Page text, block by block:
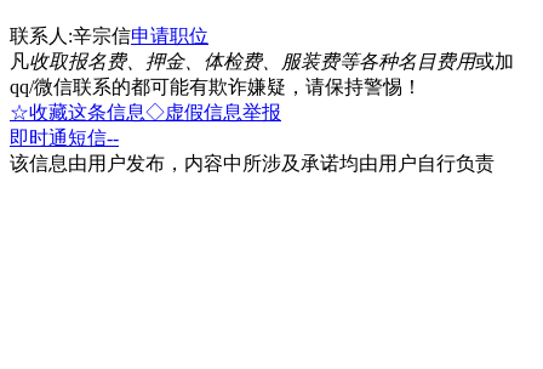
联系人:辛宗信申请职位
凡收取报名费、押金、体检费、服装费等各种名目费用或加
qq/微信联系的都可能有欺诈嫌疑，请保持警惕！
☆收藏这条信息◇虚假信息举报
即时通短信--
该信息由用户发布，内容中所涉及承诺均由用户自行负责